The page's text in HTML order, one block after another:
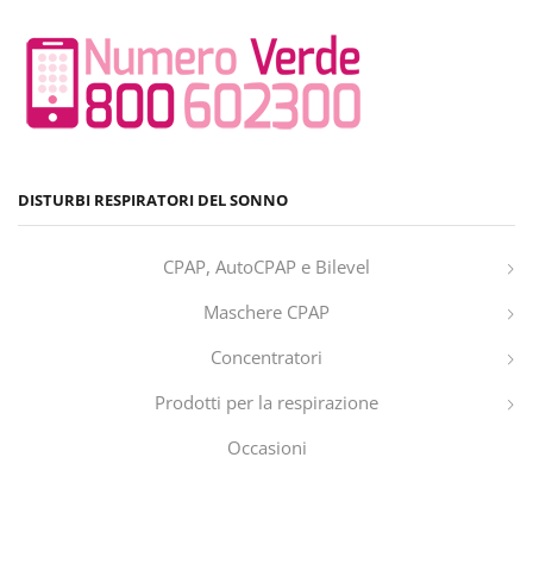
DISTURBI RESPIRATORI DEL SONNO
CPAP, AutoCPAP e Bilevel
Maschere CPAP
Concentratori
Prodotti per la respirazione
Occasioni